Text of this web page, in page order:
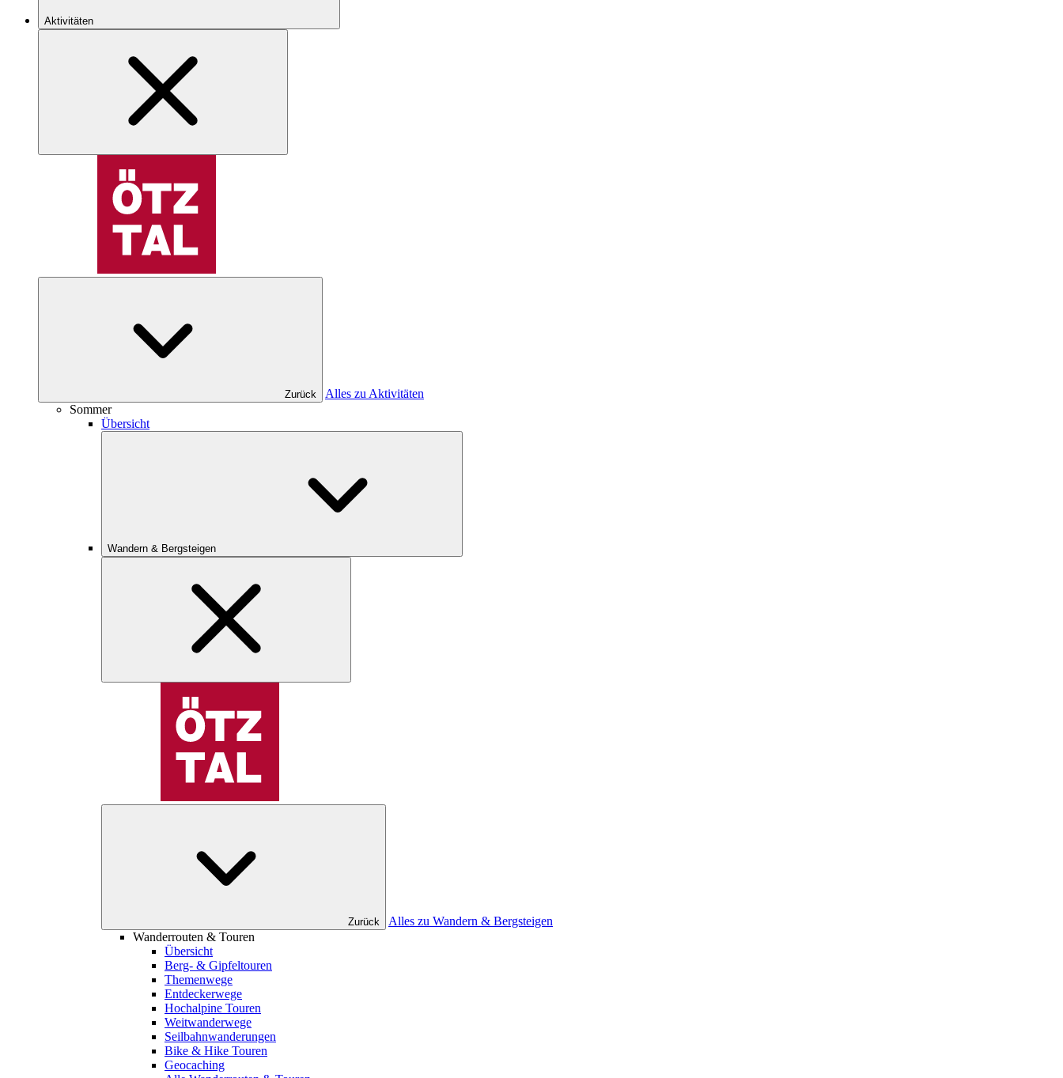
Aktivitäten
Zurück
Alles zu Aktivitäten
Sommer
Übersicht
Wandern & Bergsteigen
Zurück
Alles zu Wandern & Bergsteigen
Wanderrouten & Touren
Übersicht
Berg- & Gipfeltouren
Themenwege
Entdeckerwege
Hochalpine Touren
Weitwanderwege
Seilbahnwanderungen
Bike & Hike Touren
Geocaching